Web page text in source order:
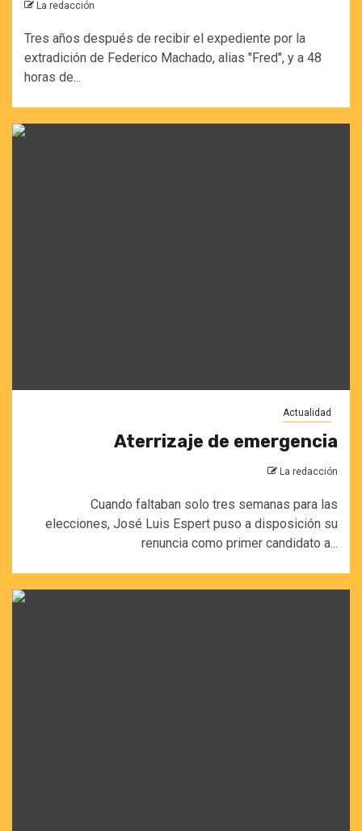
La redacción
Tres años después de recibir el expediente por la
extradición de Federico Machado, alias "Fred", y a 48
horas de...
Actualidad
Aterrizaje de emergencia
La redacción
Cuando faltaban solo tres semanas para las
elecciones, José Luis Espert puso a disposición su
renuncia como primer candidato a...